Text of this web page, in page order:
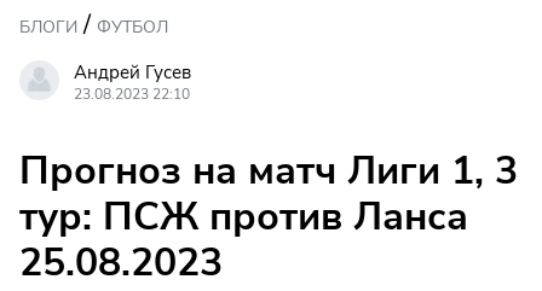
БЛОГИ / ФУТБОЛ
Андрей Гусев
23.08.2023 22:10
Прогноз на матч Лиги 1, 3
тур: ПСЖ против Ланса
25.08.2023